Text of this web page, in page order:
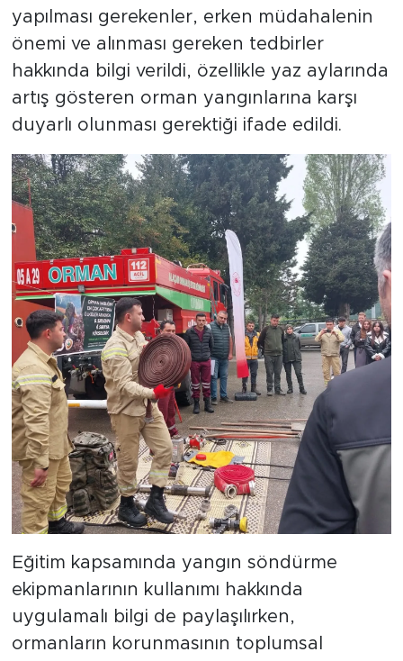
yapılması gerekenler, erken müdahalenin
önemi ve alınması gereken tedbirler
hakkında bilgi verildi, özellikle yaz aylarında
artış gösteren orman yangınlarına karşı
duyarlı olunması gerektiği ifade edildi.
Eğitim kapsamında yangın söndürme
ekipmanlarının kullanımı hakkında
uygulamalı bilgi de paylaşılırken,
ormanların korunmasının toplumsal